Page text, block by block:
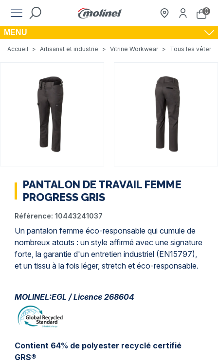
0
MENU
Accueil > Artisanat et industrie > Vitrine Workwear > Tous les
PANTALON DE TRAVAIL FEMME
PROGRESS GRIS
Référence: 10443241037
Un pantalon femme éco-responsable qui cumule de
nombreux atouts : un style affirmé avec une signature
forte, la garantie d'un entretien industriel (EN15797),
et un tissu à la fois léger, stretch et éco-responsable.
MOLINEL:EGL / Licence 268604
Contient 64% de polyester recyclé certifié
GRS®